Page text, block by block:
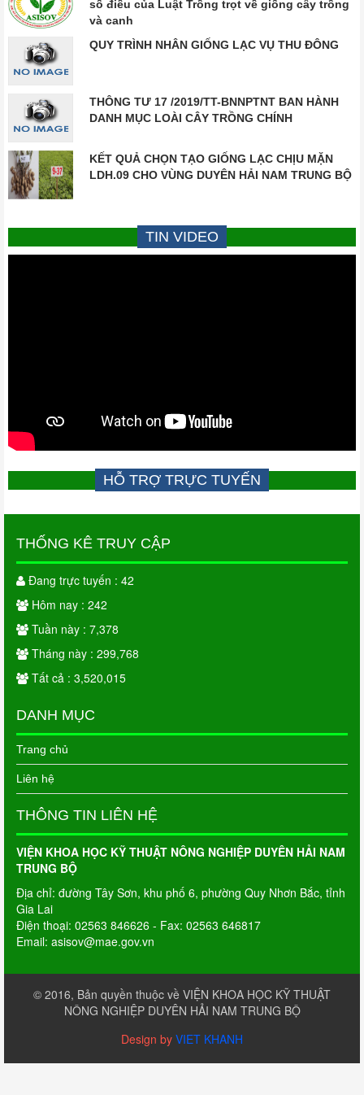
số điều của Luật Trồng trọt về giống cây trồng
và canh
QUY TRÌNH NHÂN GIỐNG LẠC VỤ THU ĐÔNG
THÔNG TƯ 17 /2019/TT-BNNPTNT BAN HÀNH
DANH MỤC LOÀI CÂY TRỒNG CHÍNH
KẾT QUẢ CHỌN TẠO GIỐNG LẠC CHỊU MẶN
LDH.09 CHO VÙNG DUYÊN HẢI NAM TRUNG BỘ
TIN VIDEO
HỖ TRỢ TRỰC TUYẾN
THỐNG KÊ TRUY CẬP
Đang trực tuyến : 42
Hôm nay : 242
Tuần này : 7,378
Tháng này : 299,768
Tất cả : 3,520,015
DANH MỤC
Trang chủ
Liên hệ
THÔNG TIN LIÊN HỆ
VIỆN KHOA HỌC KỸ THUẬT NÔNG NGHIỆP DUYÊN HẢI NAM
TRUNG BỘ
Địa chỉ: đường Tây Sơn, khu phố 6, phường Quy Nhơn Bắc, tỉnh
Gia Lai
Điện thoại: 02563 846626 - Fax: 02563 646817
Email: asisov@mae.gov.vn
© 2016, Bản quyền thuộc về VIỆN KHOA HỌC KỸ THUẬT
NÔNG NGHIỆP DUYÊN HẢI NAM TRUNG BỘ
Design by VIET KHANH